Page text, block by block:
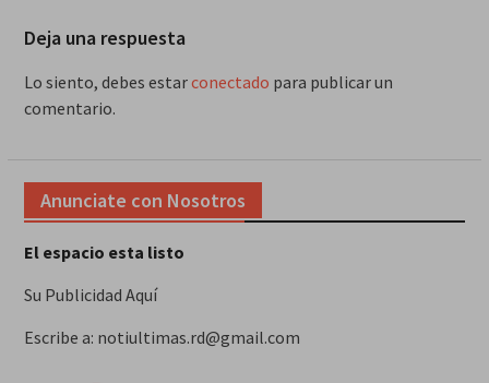
Deja una respuesta
Lo siento, debes estarconectado para publicar un
comentario.
Anunciate con Nosotros
El espacio esta listo
Su Publicidad Aquí
Escribe a: notiultimas.rd@gmail.com